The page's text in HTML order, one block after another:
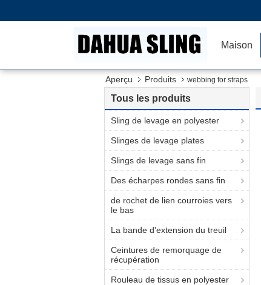
Maison
Aperçu Produits webbing for straps
Tous les produits
Sling de levage en polyester
Slinges de levage plates
Slings de levage sans fin
Des écharpes rondes sans fin
de rochet de lien courroies vers
le bas
La bande d'extension du treuil
Ceintures de remorquage de
récupération
Rouleau de tissus en polyester